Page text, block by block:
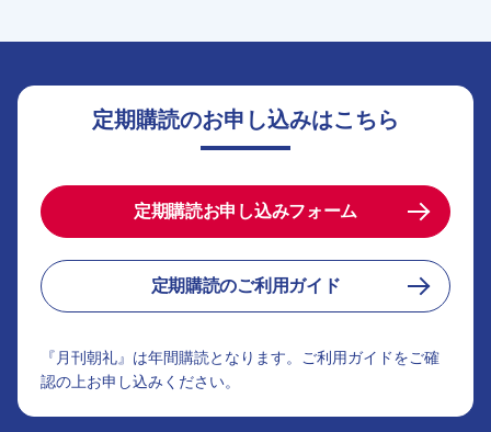
定期購読のお申し込みはこちら
定期購読お申し込みフォーム
定期購読のご利用ガイド
『月刊朝礼』は年間購読となります。ご利用ガイドをご確
認の上お申し込みください。